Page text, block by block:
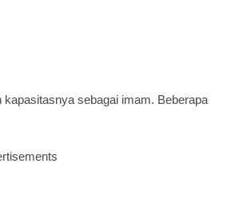
sebagai imam. Beberapa